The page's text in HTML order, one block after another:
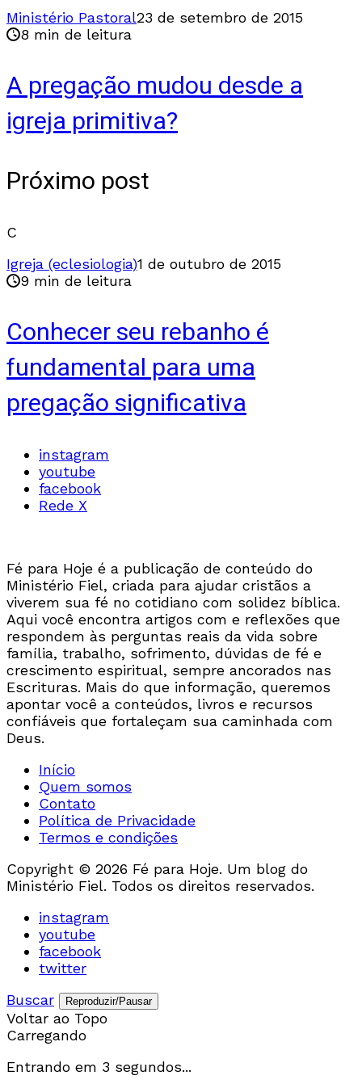
Ministério Pastoral23 de setembro de 2015
8 min de leitura
A pregação mudou desde a
igreja primitiva?
Próximo post
C
Igreja (eclesiologia)1 de outubro de 2015
9 min de leitura
Conhecer seu rebanho é
fundamental para uma
pregação significativa
instagram
youtube
facebook
Rede X
Fé para Hoje é a publicação de conteúdo do
Ministério Fiel, criada para ajudar cristãos a
viverem sua fé no cotidiano com solidez bíblica.
Aqui você encontra artigos com e reflexões que
respondem às perguntas reais da vida sobre
família, trabalho, sofrimento, dúvidas de fé e
crescimento espiritual, sempre ancorados nas
Escrituras. Mais do que informação, queremos
apontar você a conteúdos, livros e recursos
confiáveis que fortaleçam sua caminhada com
Deus.
Início
Quem somos
Contato
Política de Privacidade
Termos e condições
Copyright © 2026 Fé para Hoje. Um blog do
Ministério Fiel. Todos os direitos reservados.
instagram
youtube
facebook
twitter
Buscar
Reproduzir/Pausar
Voltar ao Topo
Carregando
Entrando em 3 segundos...